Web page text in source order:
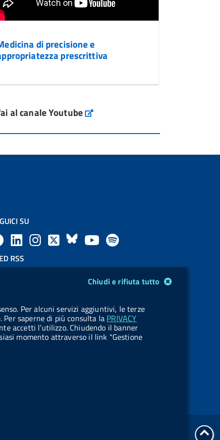
di precisione e
prescrittiva
al canale Youtube
Chiudi e rifiuta tutto
Per alcuni servizi aggiuntivi, le terze
saperne di più consulta la PRIVACY
accetti l’utilizzo. Chiudendo il banner
momento attraverso il link "Gestione
SU
F
a
b
o
L
e
d
l
.
X
B
s
k
Y
u
u
b
l
b
l
.
RSS
e
d
cookie